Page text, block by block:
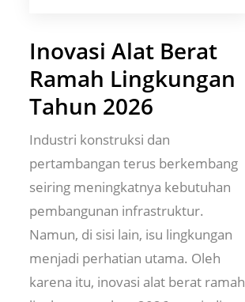
Inovasi Alat Berat
Ramah Lingkungan
Tahun 2026
Industri konstruksi dan
pertambangan terus berkembang
seiring meningkatnya kebutuhan
pembangunan infrastruktur.
Namun, di sisi lain, isu lingkungan
menjadi perhatian utama. Oleh
karena itu, inovasi alat berat ramah